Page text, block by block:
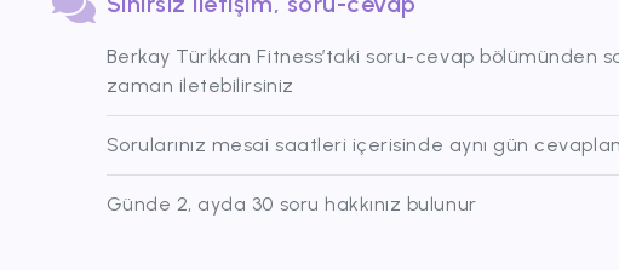
Berkay Türkkan Fitness’taki soru-cevap bölümünden
zaman iletebilirsiniz
Sorularınız mesai saatleri içerisinde aynı gün
Günde 2, ayda 30 soru hakkınız bulunur